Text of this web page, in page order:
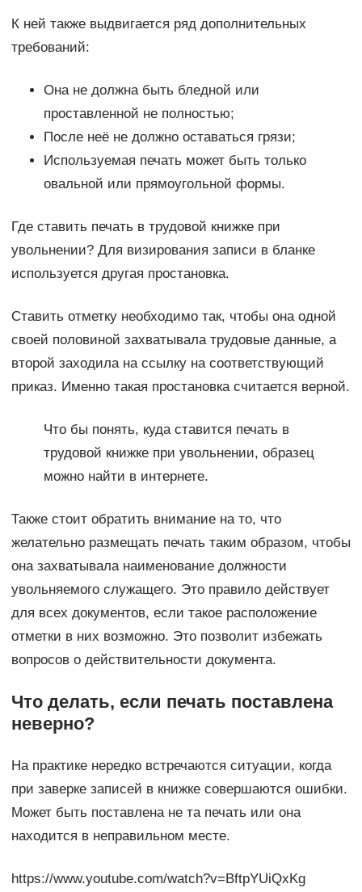
К ней также выдвигается ряд дополнительных
требований:
Она не должна быть бледной или
проставленной не полностью;
После неё не должно оставаться грязи;
Используемая печать может быть только
овальной или прямоугольной формы.
Где ставить печать в трудовой книжке при
увольнении? Для визирования записи в бланке
используется другая простановка.
Ставить отметку необходимо так, чтобы она одной
своей половиной захватывала трудовые данные, а
второй заходила на ссылку на соответствующий
приказ. Именно такая простановка считается верной.
Что бы понять, куда ставится печать в
трудовой книжке при увольнении, образец
можно найти в интернете.
Также стоит обратить внимание на то, что
желательно размещать печать таким образом, чтобы
она захватывала наименование должности
увольняемого служащего. Это правило действует
для всех документов, если такое расположение
отметки в них возможно. Это позволит избежать
вопросов о действительности документа.
Что делать, если печать поставлена
неверно?
На практике нередко встречаются ситуации, когда
при заверке записей в книжке совершаются ошибки.
Может быть поставлена не та печать или она
находится в неправильном месте.
https://www.youtube.com/watch?v=BftpYUiQxKg